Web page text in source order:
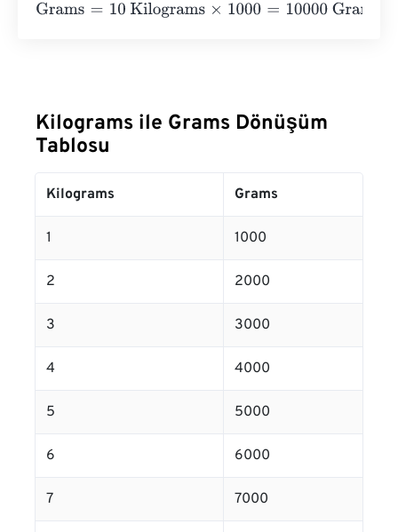
Grams= 10 Kilograms×1000 =10000 Grams
Kilograms ile Grams Dönüşüm
Tablosu
Kilograms Grams
1 1000
2 2000
3 3000
4 4000
5 5000
6 6000
7 7000